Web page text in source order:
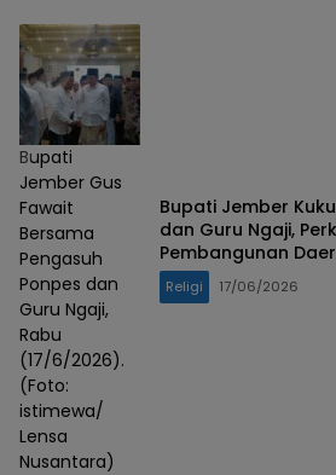
Bupati
Jember Gus
Fawait
Bersama
Pengasuh
Ponpes dan
Guru Ngaji,
Rabu
(17/6/2026).
(Foto:
istimewa/
Lensa
Nusantara)
Bupati Jember
dan Guru Ngaji,
Pembangunan
Religi 17/06/2026